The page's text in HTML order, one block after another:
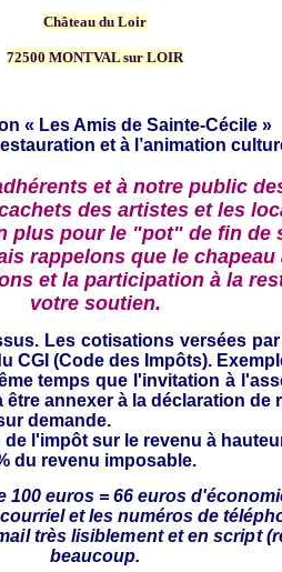
Château du Loir
72500 MONTVAL sur LOIR
« Les Amis de Sainte-Cécile »
et à l’animation
et à notre public
des artistes et les
plus pour le "pot" de fin de
rappelons que le
et la participation à la
votre soutien.
Les cotisations versées
CGI (Code des Impôts).
temps que l'invitation à
annexer à la déclaration de
demande.
l'impôt sur le revenu à
du revenu imposable.
100 euros = 66 euros
et les numéros de
très lisiblement et en script
beaucoup.